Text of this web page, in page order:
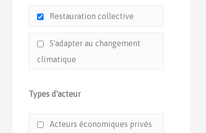
Restauration collective
S'adapter au changement
climatique
Types d'acteur
Acteurs économiques privés